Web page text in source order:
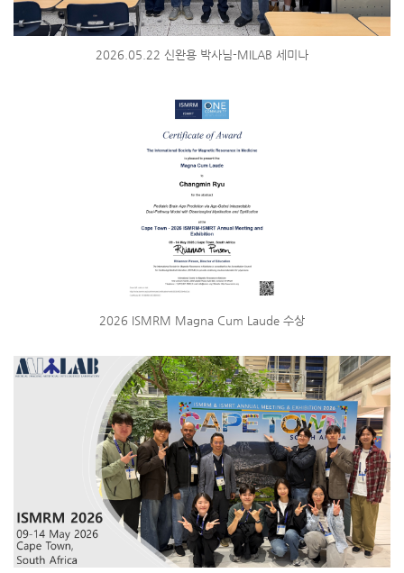
2026.05.22 신완용 박사님-MILAB 세미나
2026 ISMRM Magna Cum Laude 수상